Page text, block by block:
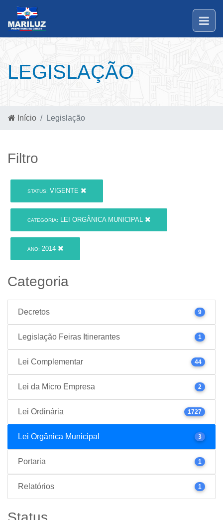
LEGISLAÇÃO
Início Legislação
Filtro
STATUS: VIGENTE
CATEGORIA: LEI ORGÂNICA MUNICIPAL
ANO: 2014
Categoria
Decretos 9
Legislação Feiras Itinerantes 1
Lei Complementar 44
Lei da Micro Empresa 2
Lei Ordinária 1727
Lei Orgânica Municipal 3
Portaria 1
Relatórios 1